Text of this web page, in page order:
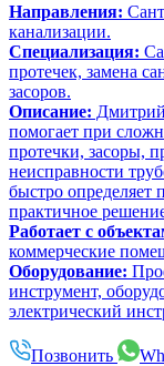
Направления:
канализации.
Специализация:
протечек, замена
засоров.
Описание:
помогает при
протечки, засоры,
неисправности
быстро определяет
практичное
Работает с
коммерческие
Оборудование:
инструмент,
электрический
Позвонить